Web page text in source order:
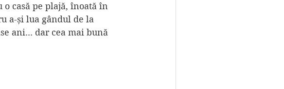
casă pe plajă, înoată în
a-și lua gândul de la
ani... dar cea mai bună